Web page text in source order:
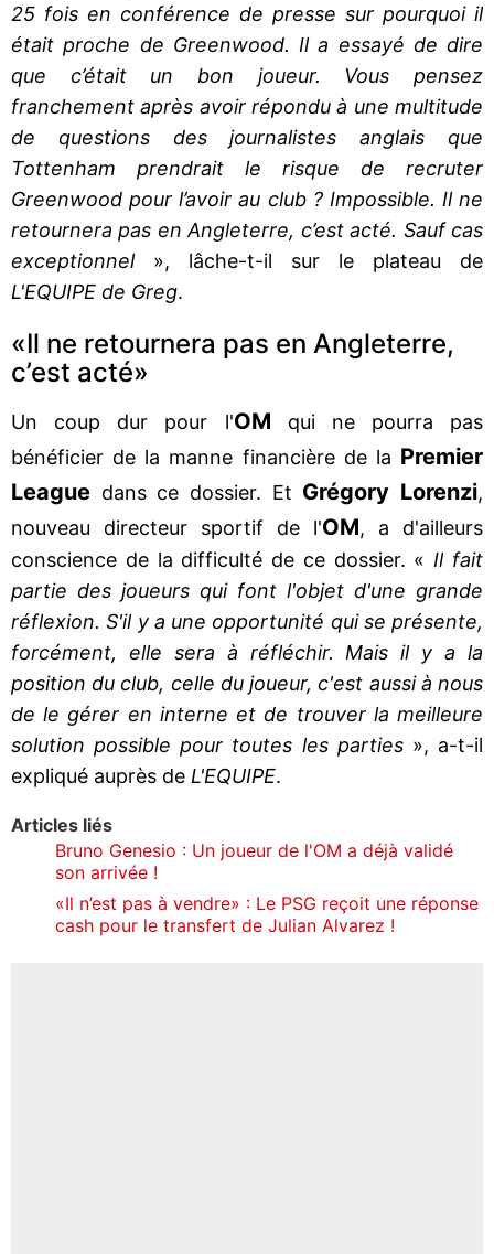
25 fois en conférence de presse sur pourquoi il
était proche de Greenwood. Il a essayé de dire
que c’était un bon joueur. Vous pensez
franchement après avoir répondu à une multitude
de questions des journalistes anglais que
Tottenham prendrait le risque de recruter
Greenwood pour l’avoir au club ? Impossible. Il ne
retournera pas en Angleterre, c’est acté. Sauf cas
exceptionnel», lâche-t-il sur le plateau de
L'EQUIPE de Greg.
«Il ne retournera pas en Angleterre,
c’est acté»
Un coup dur pour l'OM qui ne pourra pas
bénéficier de la manne financière de la Premier
League dans ce dossier. Et Grégory Lorenzi,
nouveau directeur sportif de l'OM, a d'ailleurs
conscience de la difficulté de ce dossier. « Il fait
partie des joueurs qui font l'objet d'une grande
réflexion. S'il y a une opportunité qui se présente,
forcément, elle sera à réfléchir. Mais il y a la
position du club, celle du joueur, c'est aussi à nous
de le gérer en interne et de trouver la meilleure
solution possible pour toutes les parties», a-t-il
expliqué auprès de L'EQUIPE.
Articles liés
Bruno Genesio : Un joueur de l'OM a déjà validé
son arrivée !
«Il n’est pas à vendre» : Le PSG reçoit une réponse
cash pour le transfert de Julian Alvarez !